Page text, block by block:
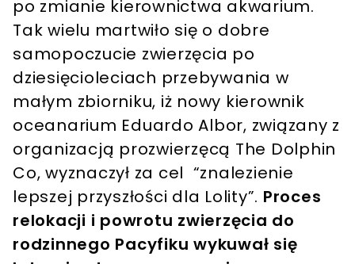
po zmianie kierownictwa akwarium.
Tak wielu martwiło się o dobre
samopoczucie zwierzęcia po
dziesięcioleciach przebywania w
małym zbiorniku, iż nowy kierownik
oceanarium Eduardo Albor, związany z
organizacją prozwierzęcą The Dolphin
Co, wyznaczył za cel “znalezienie
lepszej przyszłości dla Lolity”. Proces
relokacji i powrotu zwierzęcia do
rodzinnego Pacyfiku wykuwał się